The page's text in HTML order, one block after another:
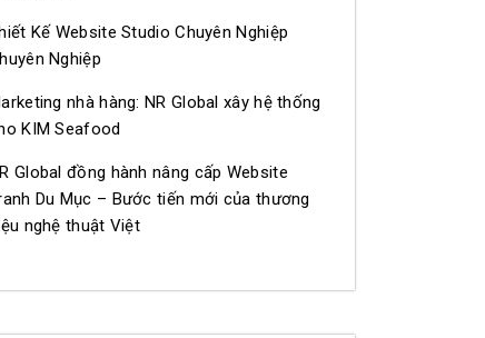
Kế Website Studio Chuyên Nghiệp
Nghiệp
nhà hàng: NR Global xây hệ thống
KIM Seafood
Global đồng hành nâng cấp Website
Du Mục – Bước tiến mới của thương
nghệ thuật Việt